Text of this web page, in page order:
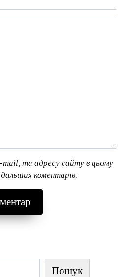
mail, та адресу сайту в цьому
коментарів.
Пошук